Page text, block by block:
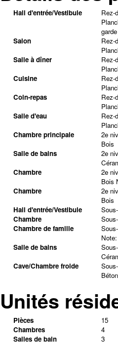
Hall d'entrée/Vestibule Rez-
Salon
Rez-
Salle à dîner
Rez-
Cuisine
Rez-
Coin-repas
Rez-
Salle d'eau
Rez-
Chambre principale
2e
Bois
Salle de bains
2e
Chambre
2e
Bois
Chambre
2e
Bois
Hall d'entrée/Vestibule
Chambre
Chambre de famille
Note:
Salle de bains
Cave/Chambre froide
Béton
Unités
Pièces
15
Chambres
4
Salles de bain
3